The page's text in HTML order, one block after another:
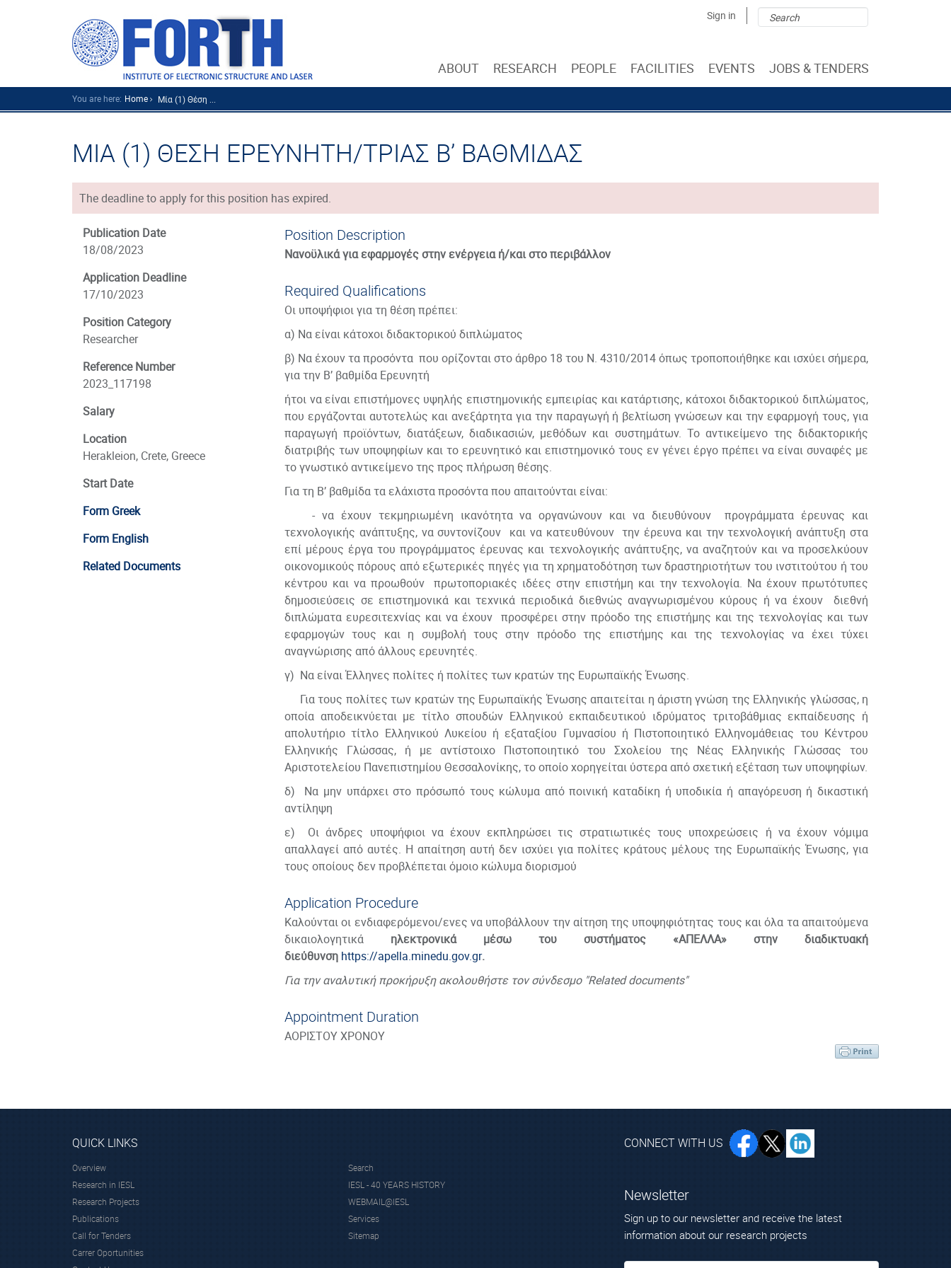
Search
form
Sign in
ABOUT RESEARCH PEOPLE FACILITIES EVENTS JOBS & TENDERS
You are here: Home Μία (1) Θέση ...
ΜΙΑ (1) ΘΕΣΗ ΕΡΕΥΝΗΤΗ/ΤΡΙΑΣ Β’ ΒΑΘΜΙΔΑΣ
The deadline to apply for this position has expired.
Publication Date
18/08/2023
Application Deadline
17/10/2023
Position Category
Researcher
Reference Number
2023_117198
Salary
Location
Herakleion, Crete, Greece
Start Date
Form Greek
Form English
Related Documents
Position Description
Νανοϋλικά για εφαρμογές στην ενέργεια ή/και στο περιβάλλον
Required Qualifications
Οι υποψήφιοι για τη θέση πρέπει:
α) Να είναι κάτοχοι διδακτορικού διπλώματος
β) Να έχουν τα προσόντα που ορίζονται στο άρθρο 18 του Ν. 4310/2014 όπως τροποποιήθηκε και ισχύει σήμερα,
για την Β’ βαθμίδα Ερευνητή
ήτοι να είναι επιστήμονες υψηλής επιστημονικής εμπειρίας και κατάρτισης, κάτοχοι διδακτορικού διπλώματος,
που εργάζονται αυτοτελώς και ανεξάρτητα για την παραγωγή ή βελτίωση γνώσεων και την εφαρμογή τους, για
παραγωγή προϊόντων, διατάξεων, διαδικασιών, μεθόδων και συστημάτων. Το αντικείμενο της διδακτορικής
διατριβής των υποψηφίων και το ερευνητικό και επιστημονικό τους εν γένει έργο πρέπει να είναι συναφές με
το γνωστικό αντικείμενο της προς πλήρωση θέσης.
Για τη Β’ βαθμίδα τα ελάχιστα προσόντα που απαιτούνται είναι:
- να έχουν τεκμηριωμένη ικανότητα να οργανώνουν και να διευθύνουν προγράμματα έρευνας και
τεχνολογικής ανάπτυξης, να συντονίζουν και να κατευθύνουν την έρευνα και την τεχνολογική ανάπτυξη στα
επί μέρους έργα του προγράμματος έρευνας και τεχνολογικής ανάπτυξης, να αναζητούν και να προσελκύουν
οικονομικούς πόρους από εξωτερικές πηγές για τη χρηματοδότηση των δραστηριοτήτων του ινστιτούτου ή του
κέντρου και να προωθούν πρωτοποριακές ιδέες στην επιστήμη και την τεχνολογία. Να έχουν πρωτότυπες
δημοσιεύσεις σε επιστημονικά και τεχνικά περιοδικά διεθνώς αναγνωρισμένου κύρους ή να έχουν διεθνή
διπλώματα ευρεσιτεχνίας και να έχουν προσφέρει στην πρόοδο της επιστήμης και της τεχνολογίας και των
εφαρμογών τους και η συμβολή τους στην πρόοδο της επιστήμης και της τεχνολογίας να έχει τύχει
αναγνώρισης από άλλους ερευνητές.
γ) Να είναι Έλληνες πολίτες ή πολίτες των κρατών της Ευρωπαϊκής Ένωσης.
Για τους πολίτες των κρατών της Ευρωπαϊκής Ένωσης απαιτείται η άριστη γνώση της Ελληνικής γλώσσας, η
οποία αποδεικνύεται με τίτλο σπουδών Ελληνικού εκπαιδευτικού ιδρύματος τριτοβάθμιας εκπαίδευσης ή
απολυτήριο τίτλο Ελληνικού Λυκείου ή εξαταξίου Γυμνασίου ή Πιστοποιητικό Ελληνομάθειας του Κέντρου
Ελληνικής Γλώσσας, ή με αντίστοιχο Πιστοποιητικό του Σχολείου της Νέας Ελληνικής Γλώσσας του
Αριστοτελείου Πανεπιστημίου Θεσσαλονίκης, το οποίο χορηγείται ύστερα από σχετική εξέταση των υποψηφίων.
δ) Να μην υπάρχει στο πρόσωπό τους κώλυμα από ποινική καταδίκη ή υποδικία ή απαγόρευση ή δικαστική
αντίληψη
ε) Οι άνδρες υποψήφιοι να έχουν εκπληρώσει τις στρατιωτικές τους υποχρεώσεις ή να έχουν νόμιμα
απαλλαγεί από αυτές. Η απαίτηση αυτή δεν ισχύει για πολίτες κράτους μέλους της Ευρωπαϊκής Ένωσης, για
τους οποίους δεν προβλέπεται όμοιο κώλυμα διορισμού
Application Procedure
Καλούνται οι ενδιαφερόμενοι/ενες να υποβάλλουν την αίτηση της υποψηφιότητας τους και όλα τα απαιτούμενα
δικαιολογητικά ηλεκτρονικά μέσω του συστήματος «ΑΠΕΛΛΑ» στην διαδικτυακή
διεύθυνση https://apella.minedu.gov.gr.
Για την αναλυτική προκήρυξη ακολουθήστε τον σύνδεσμο "Related documents"
Appointment Duration
ΑΟΡΙΣΤΟΥ ΧΡΟΝΟΥ
QUICK LINKS
Overview
Research in IESL
Research Projects
Publications
Call for Tenders
Carrer Oportunities
Search
IESL - 40 YEARS HISTORY
WEBMAIL@IESL
Services
Sitemap
CONNECT WITH US
Newsletter
Sign up to our newsletter and receive the latest
information about our research projects